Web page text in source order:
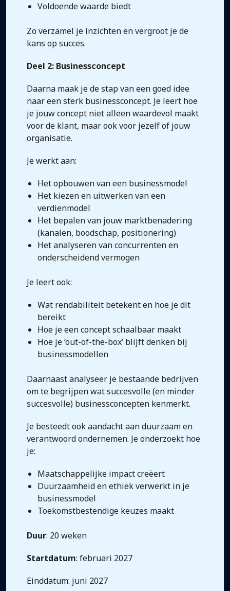
Voldoende waarde biedt
Zo verzamel je inzichten en vergroot je de
kans op succes.
Deel 2: Businessconcept
Daarna maak je de stap van een goed idee
naar een sterk businessconcept. Je leert hoe
je jouw concept niet alleen waardevol maakt
voor de klant, maar ook voor jezelf of jouw
organisatie.
Je werkt aan:
Het opbouwen van een businessmodel
Het kiezen en uitwerken van een
verdienmodel
Het bepalen van jouw marktbenadering
(kanalen, boodschap, positionering)
Het analyseren van concurrenten en
onderscheidend vermogen
Je leert ook:
Wat rendabiliteit betekent en hoe je dit
bereikt
Hoe je een concept schaalbaar maakt
Hoe je ‘out-of-the-box’ blijft denken bij
businessmodellen
Daarnaast analyseer je bestaande bedrijven
om te begrijpen wat succesvolle (en minder
succesvolle) businessconcepten kenmerkt.
Je besteedt ook aandacht aan duurzaam en
verantwoord ondernemen. Je onderzoekt hoe
je:
Maatschappelijke impact creëert
Duurzaamheid en ethiek verwerkt in je
businessmodel
Toekomstbestendige keuzes maakt
Duur: 20 weken
Startdatum: februari 2027
Einddatum: juni 2027